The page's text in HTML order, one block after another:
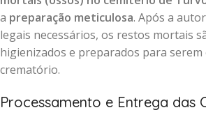
a preparação meticulosa. Após a
legais necessários, os restos mortais
higienizados e preparados para
crematório.
Processamento e Entrega das